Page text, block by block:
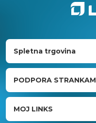
Spletna trgovina
PODPORA STRANKAM
MOJ LINKS